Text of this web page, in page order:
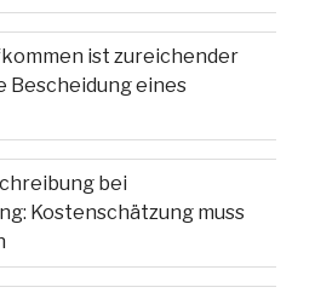
ist zureichender
Bescheidung eines
bei
Kostenschätzung muss